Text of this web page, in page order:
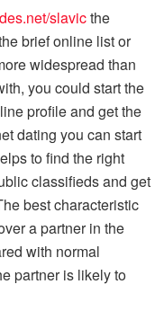
slavicthe
brief online list or
widespread than
you could start the
profile and get the
dating you can start
to find the right
classifieds and get
best characteristic
a partner in the
with normal
partner is likely to